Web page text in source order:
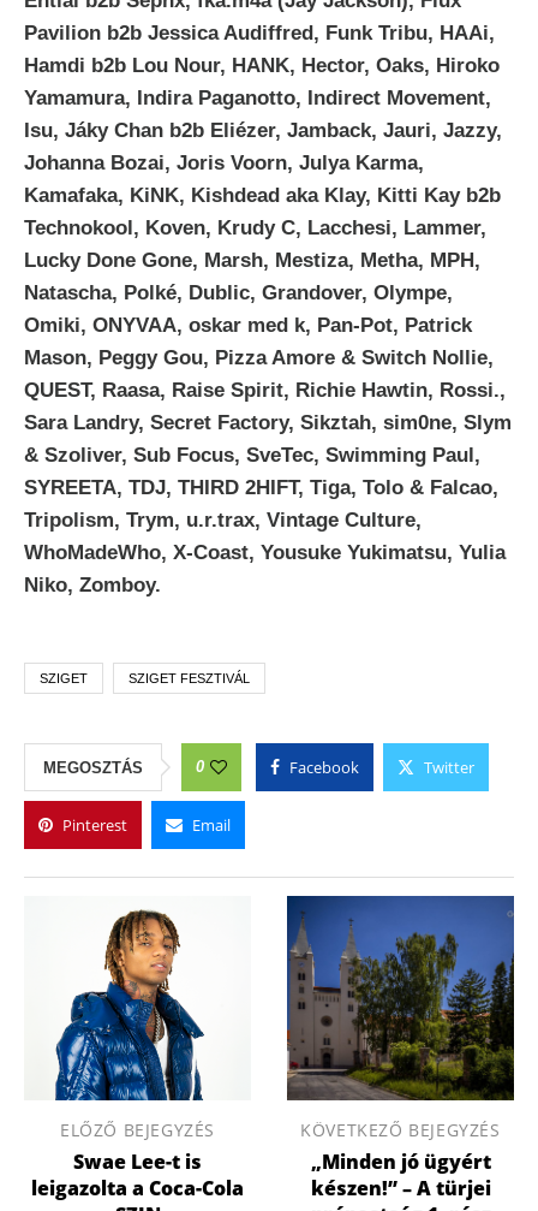
Pavilion b2b Jessica Audiffred, Funk Tribu, HAAi,
Hamdi b2b Lou Nour, HANK, Hector, Oaks, Hiroko
Yamamura, Indira Paganotto, Indirect Movement,
Isu, Jáky Chan b2b Eliézer, Jamback, Jauri, Jazzy,
Johanna Bozai, Joris Voorn, Julya Karma,
Kamafaka, KiNK, Kishdead aka Klay, Kitti Kay b2b
Technokool, Koven, Krudy C, Lacchesi, Lammer,
Lucky Done Gone, Marsh, Mestiza, Metha, MPH,
Natascha, Polké, Dublic, Grandover, Olympe,
Omiki, ONYVAA, oskar med k, Pan-Pot, Patrick
Mason, Peggy Gou, Pizza Amore & Switch Nollie,
QUEST, Raasa, Raise Spirit, Richie Hawtin, Rossi.,
Sara Landry, Secret Factory, Sikztah, sim0ne, Slym
& Szoliver, Sub Focus, SveTec, Swimming Paul,
SYREETA, TDJ, THIRD 2HIFT, Tiga, Tolo & Falcao,
Tripolism, Trym, u.r.trax, Vintage Culture,
WhoMadeWho, X-Coast, Yousuke Yukimatsu, Yulia
Niko, Zomboy.
SZIGET SZIGET FESZTIVÁL
MEGOSZTÁS 0 Facebook Twitter
Pinterest Email
ELŐZŐ BEJEGYZÉS
Swae Lee-t is
leigazolta a Coca-Cola
KÖVETKEZŐ BEJEGYZÉS
„Minden jó ügyért
készen!” – A türjei